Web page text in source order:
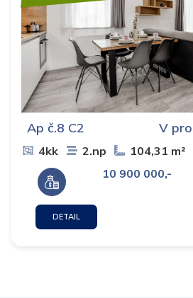
Ap č.8 C2 V
4kk 2.np
104,31 m²
10 900 000,-
DETAIL